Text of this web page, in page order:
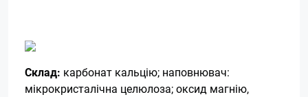
Склад: карбонат кальцію; наповнювач:
мікрокристалічна целюлоза; оксид магнію,